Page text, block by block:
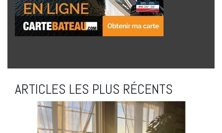
ARTICLES LES PLUS RÉCENTS